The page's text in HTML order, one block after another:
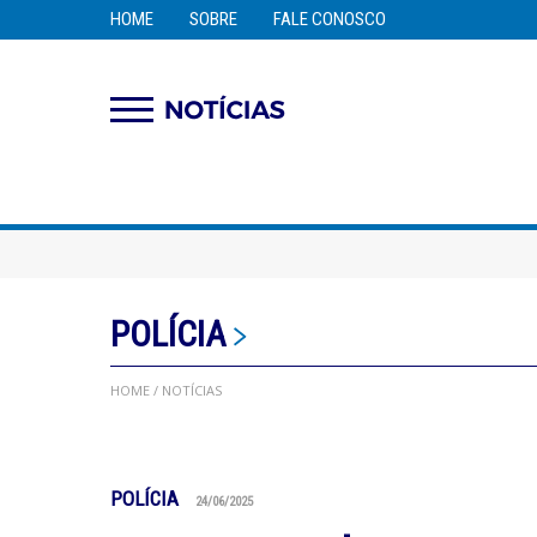
HOME SOBRE FALE CONOSCO
POLÍCIA
HOME / NOTÍCIAS
POLÍCIA 24/06/2025